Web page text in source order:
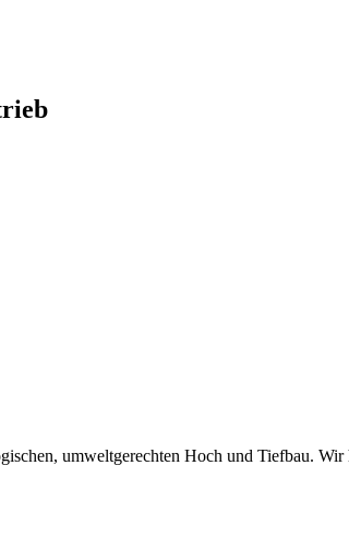
umweltgerechten Hoch und Tiefbau.